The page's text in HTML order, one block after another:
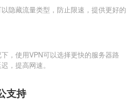
隐藏流量类型，防止限速，提供更好的
，使用VPN可以选择更快的服务器路
，提高网速。
支持